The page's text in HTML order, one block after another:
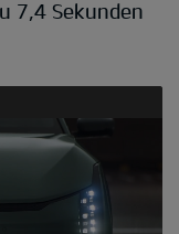
7,4 Sekunden